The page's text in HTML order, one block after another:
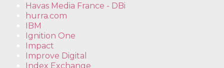
Havas Media France - DBi
hurra.com
IBM
Ignition One
Impact
Improve Digital
Index Exchange